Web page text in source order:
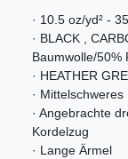
· 10.5 oz/yd² -
· BLACK ,
Baumwolle/50%
· HEATHER
· Mittelschweres
· Angebrachte
Kordelzug
· Lange Ärmel